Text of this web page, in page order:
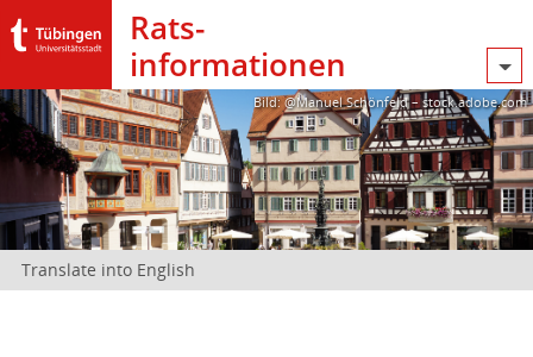
Rats­
informationen
Bild: @Manuel Schönfeld – stock.adobe.com
Translate into English